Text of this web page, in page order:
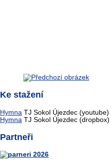
Ke stažení
Hymna TJ Sokol Újezdec (youtube)
Hymna TJ Sokol Újezdec (dropbox)
Partneři